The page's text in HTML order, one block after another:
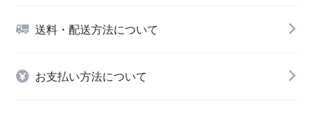
送料・配送方法について
お支払い方法について